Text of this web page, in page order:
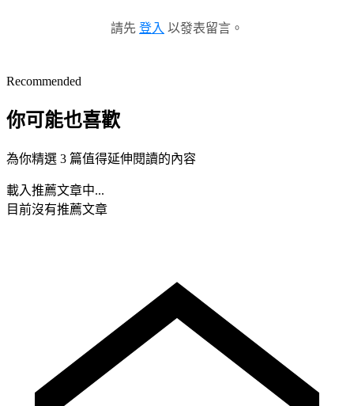
請先 登入 以發表留言。
Recommended
你可能也喜歡
為你精選 3 篇值得延伸閱讀的內容
載入推薦文章中...
目前沒有推薦文章